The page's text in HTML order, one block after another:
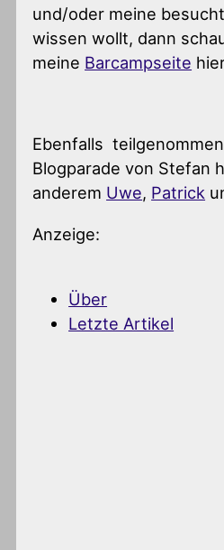
und/oder meine
wissen wollt, dann
meine Barcampseite
Ebenfalls
Blogparade von Stefan
anderem Uwe, Patrick
Anzeige:
Über
Letzte Artikel